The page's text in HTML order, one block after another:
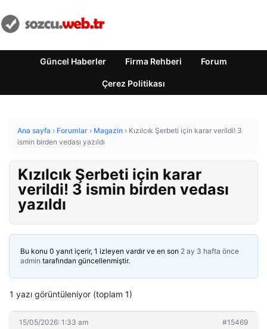
Güncel Haberler Firma Rehberi Forum
Çerez Politikası
Ana sayfa › Forumlar › Magazin › Kızılcık Şerbeti için karar verildi! 3
ismin birden vedası yazıldı
Kızılcık Şerbeti için karar
verildi! 3 ismin birden vedası
yazıldı
Bu konu 0 yanıt içerir, 1 izleyen vardır ve en son 2 ay 3 hafta önce
admin tarafından güncellenmiştir.
1 yazı görüntüleniyor (toplam 1)
15/05/2026: 1:33 am #15469